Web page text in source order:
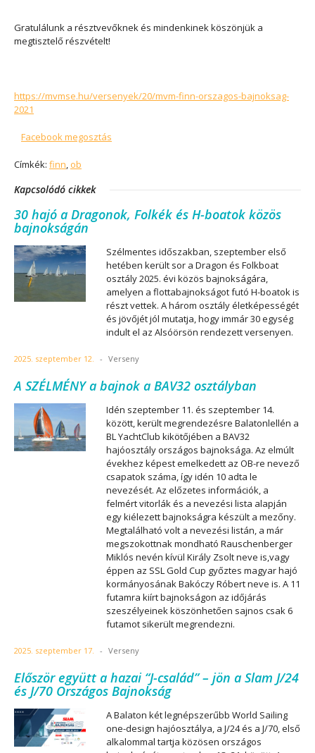
Gratulálunk a résztvevőknek és mindenkinek köszönjük a
megtisztelő részvételt!
https://mvmse.hu/versenyek/20/mvm-finn-orszagos-bajnoksag-
2021
Facebook megosztás
Címkék: finn, ob
Kapcsolódó cikkek
30 hajó a Dragonok, Folkék és H-boatok közös
bajnokságán
Szélmentes időszakban, szeptember első
hetében került sor a Dragon és Folkboat
osztály 2025. évi közös bajnokságára,
amelyen a flottabajnokságot futó H-boatok is
részt vettek. A három osztály életképességét
és jövőjét jól mutatja, hogy immár 30 egység
indult el az Alsóörsön rendezett versenyen.
2025. szeptember 12. - Verseny
A SZÉLMÉNY a bajnok a BAV32 osztályban
Idén szeptember 11. és szeptember 14.
között, került megrendezésre Balatonlellén a
BL YachtClub kikötőjében a BAV32
hajóosztály országos bajnoksága. Az elmúlt
évekhez képest emelkedett az OB-re nevező
csapatok száma, így idén 10 adta le
nevezését. Az előzetes információk, a
felmért vitorlák és a nevezési lista alapján
egy kiélezett bajnokságra készült a mezőny.
Megtalálható volt a nevezési listán, a már
megszokottnak mondható Rauschenberger
Miklós nevén kívül Király Zsolt neve is,vagy
éppen az SSL Gold Cup győztes magyar hajó
kormányosának Bakóczy Róbert neve is. A 11
futamra kiírt bajnokságon az időjárás
szeszélyeinek köszönhetően sajnos csak 6
futamot sikerült megrendezni.
2025. szeptember 17. - Verseny
Először együtt a hazai “J-család” – jön a Slam J/24
és J/70 Országos Bajnokság
A Balaton két legnépszerűbb World Sailing
one-design hajóosztálya, a J/24 és a J/70, első
alkalommal tartja közösen országos